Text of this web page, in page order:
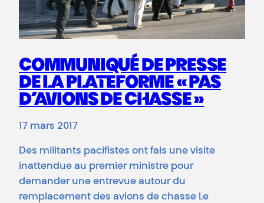
COMMUNIQUÉ DE PRESSE
DE LA PLATEFORME « PAS
D’AVIONS DE CHASSE »
17 mars 2017
Des militants pacifistes ont fais une visite
inattendue au premier ministre pour
demander une entrevue autour du
remplacement des avions de chasse Le